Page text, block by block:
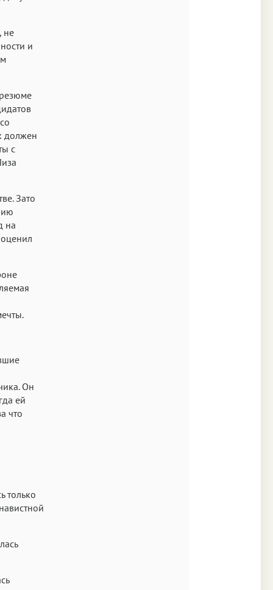
АаYork
Аа
Mono
не
и
должен
с
Зато
на
Он
ей
что
только